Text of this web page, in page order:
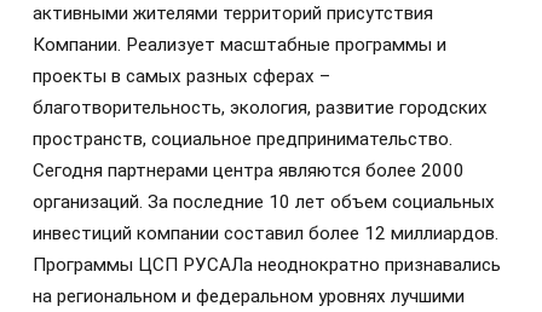
активными жителями территорий присутствия
Компании. Реализует масштабные программы и
проекты в самых разных сферах –
благотворительность, экология, развитие городских
пространств, социальное предпринимательство.
Сегодня партнерами центра являются более 2000
организаций. За последние 10 лет объем социальных
инвестиций компании составил более 12 миллиардов.
Программы ЦСП РУСАЛа неоднократно признавались
на региональном и федеральном уровнях лучшими